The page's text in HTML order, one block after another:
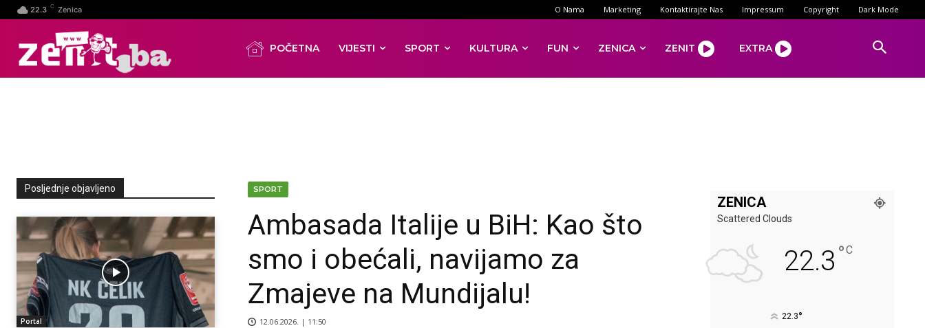
22.3 C Zenica O Nama Marketing Kontaktirajte Nas Impressum Copyright Dark Mode
POČETNA VIJESTI SPORT KULTURA FUN ZENICA ZENIT EXTRA
Posljednje objavljeno
Portal
SPORT
Ambasada Italije u BiH: Kao što
smo i obećali, navijamo za
Zmajeve na Mundijalu!
12.06.2026. | 11:50
ZENICA
Scattered Clouds
22.3 °C
22.3°